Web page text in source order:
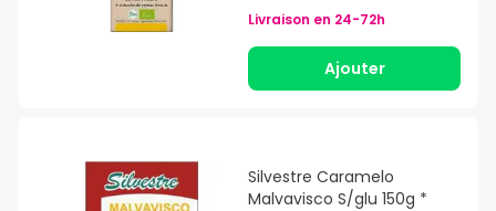
Livraison en 24-72h
Ajouter
Silvestre Caramelo
Malvavisco S/glu 150g *